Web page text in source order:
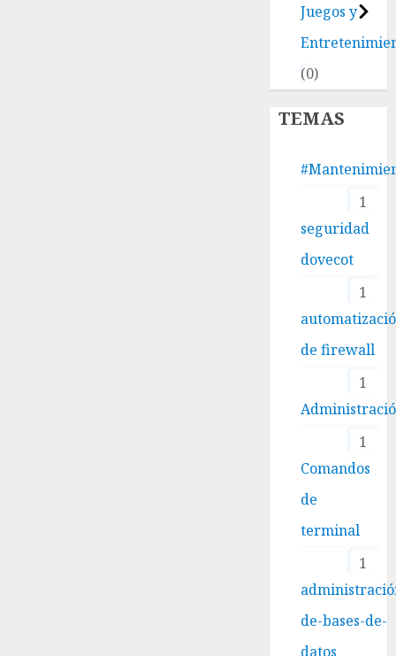
Juegos y
0
TEMAS
1
seguridad
dovecot
1
de firewall
1
1
Comandos
de
terminal
1
de-bases-de-
datos